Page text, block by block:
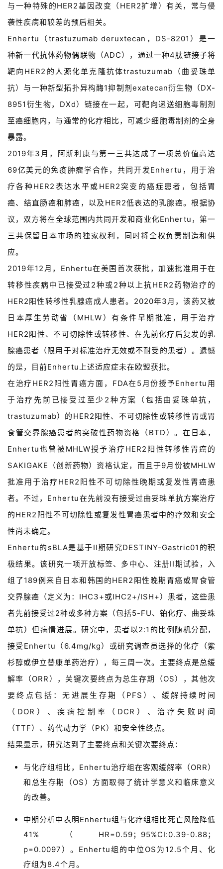
首
页
药
讯
专
与一种特殊的HER2基因改变（HER2扩增）有关，常与侵
袭性疾病和较差的预后相关。
Enhertu（trastuzumab deruxtecan，DS-8201）是一
种新一代抗体药物偶联物 （ADC），通过一种4肽链接子将
靶向HER2的人源化单克隆抗体trastuzumab（曲妥珠单
抗）与一种新型拓扑异构酶1抑制剂exatecan衍生物（DX-
8951衍生物，DXd）链接在一起，可靶向递送细胞毒制剂
至癌细胞内，与通常的化疗相比，可减少细胞毒制剂的全身
暴露。
2019年3月，阿斯利康与第一三共达成了一项总价值高达
69亿美元的免疫肿瘤学合作，共同开发Enhertu，用于治
疗各种HER2表达水平或HER2突变的癌症患者，包括胃
癌、结直肠癌和肺癌，以及HER2低表达的乳腺癌。根据协
议，双方将在全球范围内共同开发和商业化Enhertu，第一
三共保留日本市场的独家权利，同时将全权负责制造和供
应。
2019年12月，Enhertu在美国首次获批，加速批准用于在
转移性疾病中已接受过2种或2种以上抗HER2药物治疗的
HER2阳性转移性乳腺癌成人患者。2020年3月，该药又被
日本厚生劳动省（MHLW）有条件早期批准，用于治疗
HER2阳性、不可切除性或转移性、在先前化疗后复发的乳
腺癌患者（限用于对标准治疗无效或不耐受的患者）。遗憾
的是，目前Enhertu上述适应症未在欧盟获批。
在治疗HER2阳性胃癌方面，FDA在5月份授予Enhertu用
于治疗先前已接受过至少2种方案（包括曲妥珠单抗，
trastuzumab）的HER2阳性、不可切除性或转移性胃或胃
食管交界腺癌患者的突破性药物资格（BTD）。在日本，
Enhertu也曾被MHLW授予治疗HER2阳性转移性胃癌的
SAKIGAKE（创新药物）资格认定，而且于9月份被MHLW
批准用于治疗HER2阳性不可切除性晚期或复发性胃癌患
者。不过，Enhertu在先前没有接受过曲妥珠单抗方案治疗
的HER2阳性不可切除性或复发性胃癌患者中的疗效和安全
性尚未确定。
Enhertu的sBLA是基于II期研究DESTINY-Gastric01的积
极结果。该研究一项开放标签、多中心、注册II期试验，入
组了189例来自日本和韩国的HER2阳性晚期胃癌或胃食管
交界腺癌（定义为：IHC3+或IHC2+/ISH+）患者，这些患
者先前接受过2种或多种方案（包括5-FU、铂化疗、曲妥珠
单抗）但病情进展。研究中，患者以2:1的比例随机分配，
接受Enhertu（6.4mg/kg）或研究调查员选择的化疗（紫
杉醇或伊立替康单药治疗），每三周一次。主要终点是总缓
解率（ORR），关键次要终点为总生存期（OS），其他次
要终点包括：无进展生存期（PFS）、缓解持续时间
（DOR）、疾病控制率（DCR）、治疗失败时间
（TTF）、药代动力学（PK）和安全性终点。
结果显示，研究达到了主要终点和关键次要终点：
与化疗组相比，Enhertu治疗组在客观缓解率（ORR）
和总生存期（OS）方面取得了统计学意义和临床意义
的改善。
中期分析中表明Enhertu组与化疗组相比死亡风险降低
41%（HR=0.59；95%CI:0.39-0.88；
p=0.0097）。Enhertu组的中位OS为12.5个月、化
疗组为8.4个月。